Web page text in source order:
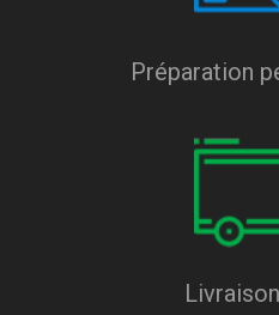
Préparation